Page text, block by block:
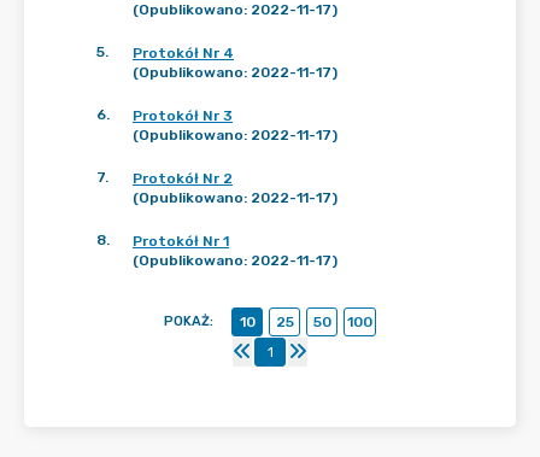
(Opublikowano: 2022-11-17)
5.
Protokół Nr 4
(Opublikowano: 2022-11-17)
6.
Protokół Nr 3
(Opublikowano: 2022-11-17)
7.
Protokół Nr 2
(Opublikowano: 2022-11-17)
8.
Protokół Nr 1
(Opublikowano: 2022-11-17)
POKAŻ: 10 25 50
100
1